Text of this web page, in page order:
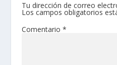
Tu dirección de correo
Los campos obligatorios
Comentario *